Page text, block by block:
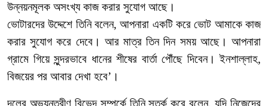
উন্নয়নমূলক অসংখ্য কাজ করার সুযোগ আছে।
ভোটারদের উদ্দেশে তিনি বলেন,আপনারা একটি করে ভোট আমাকে কাজ
করার সুযোগ করে দেবে। আর মাত্র তিন দিন সময় আছে। আপনারা
গ্রামে গিয়ে সুন্দরভাবে ধানের শীষের বার্তা পৌঁছে দিবেন। ইনশাল্লাহ,
বিজয়ের পর আবার দেখা হবে’।
দলের অভ্যন্তরীণ বিভেদ সম্পর্কে তিনি সতর্ক করে বলেন,যদি নিজেদের